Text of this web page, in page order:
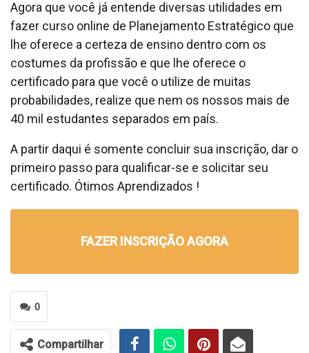
Agora que você já entende diversas utilidades em
fazer curso online de Planejamento Estratégico que
lhe oferece a certeza de ensino dentro com os
costumes da profissão e que lhe oferece o
certificado para que você o utilize de muitas
probabilidades, realize que nem os nossos mais de
40 mil estudantes separados em país.
A partir daqui é somente concluir sua inscrição, dar o
primeiro passo para qualificar-se e solicitar seu
certificado. Ótimos Aprendizados !
FAZER INSCRIÇÃO AGORA
0
Compartilhar